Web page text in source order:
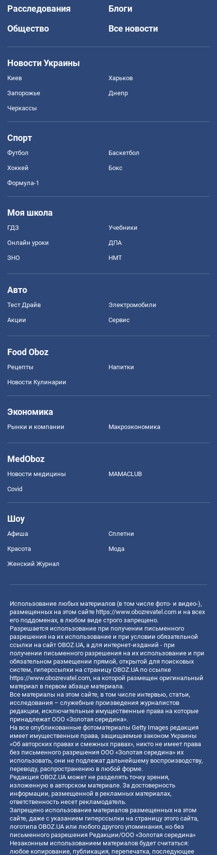
Расследования
Блоги
Общество
Все новости
Новости Украины
Киев Харьков
Запорожье Днепр
Черкассы
Спорт
Футбол Баскетбол
Хоккей Бокс
Формула-1
Моя школа
ГДЗ Учебники
Онлайн уроки ДПА
ЗНО НМТ
Авто
Тест Драйв Электромобили
Акции Сервис
Food Oboz
Рецепты Напитки
Новости Кулинарии
Экономика
Рынки и компании Mакроэкономика
MedOboz
Новости медицины MAMACLUB
Covid
Шоу
Афиша Сплетни
Красота Мода
Женский Журнал
Использование любых материалов (в том числе фото- и видео-),
размещенных на этом сайте https://www.obozrevatel.com и на всех
его поддоменах, в любом виде строго запрещено.
Разрешается использование при получении письменного
разрешения на их использование и при условии обязательной
ссылки на сайт OBOZ.UA, а для интернет-изданий - при
получении письменного разрешения на их использование и при
обязательном размещении прямой, открытой для поисковых
систем, гиперссылки на страницу OBOZ.UA по ссылке
https://www.obozrevatel.com, на которой размещен оригинальный
материал в первом абзаце материала.
Все материалы на этом сайте, в том числе интервью, статьи,
исследования – служебные произведения журналистов
редакции, исключительные имущественные права на которые
принадлежат ООО «Золотая середина».
На все опубликованные фотоматериалы Getty Images редакция
имеет имущественные права, защищаемые законом Украины
«Об авторских правах и смежных правах», никто не имеет права
без письменного разрешения ООО «Золотая середина» их
использовать, они не подлежат дальнейшему воспроизводству,
переводу, распространению в любой форме.
Редакция OBOZ.UA может не разделять точку зрения,
изложенную в авторском материале. За достоверность
информации, размещенной в рекламных материалах,
ответственность несет рекламодатель.
Запрещено использование материалов размещенных на этом
сайте, даже с указанием гиперссылки на страницу этого сайта,
логотипа OBOZ.UA или любого другого упоминания, но без
письменного разрешения Редакции/ООО «Золотая середина»
Незаконным использованием материалов будет считаться:
любое копирование, публикация, перепечатка, последующее